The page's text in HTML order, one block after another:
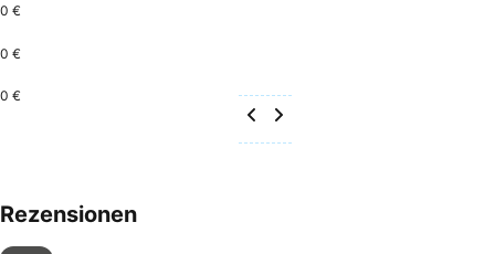
0 €
0 €
0 €
Rezensionen